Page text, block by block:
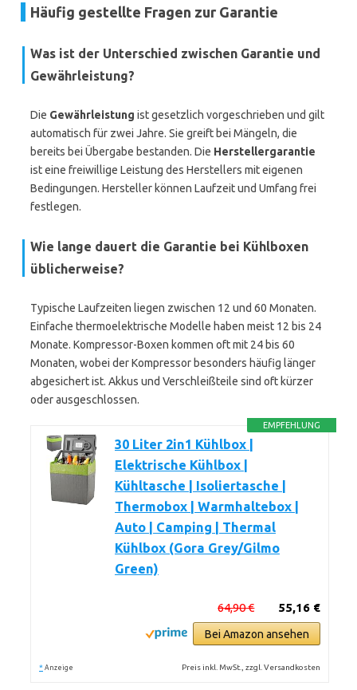
Häufig gestellte Fragen zur Garantie
Was ist der Unterschied zwischen Garantie und
Gewährleistung?
Die Gewährleistung ist gesetzlich vorgeschrieben und gilt
automatisch für zwei Jahre. Sie greift bei Mängeln, die
bereits bei Übergabe bestanden. Die Herstellergarantie
ist eine freiwillige Leistung des Herstellers mit eigenen
Bedingungen. Hersteller können Laufzeit und Umfang frei
festlegen.
Wie lange dauert die Garantie bei Kühlboxen
üblicherweise?
Typische Laufzeiten liegen zwischen 12 und 60 Monaten.
Einfache thermoelektrische Modelle haben meist 12 bis 24
Monate. Kompressor-Boxen kommen oft mit 24 bis 60
Monaten, wobei der Kompressor besonders häufig länger
abgesichert ist. Akkus und Verschleißteile sind oft kürzer
oder ausgeschlossen.
EMPFEHLUNG
30 Liter 2in1 Kühlbox |
Elektrische Kühlbox |
Kühltasche | Isoliertasche |
Thermobox | Warmhaltebox |
Auto | Camping | Thermal
Kühlbox (Gora Grey/Gilmo
Green)
55,16 €
64,90 €
Bei Amazon ansehen
* Anzeige Preis inkl. MwSt., zzgl. Versandkosten